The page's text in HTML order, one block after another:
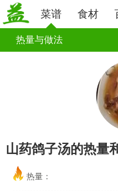
菜谱 食材
热量与做法
山药鸽子汤的热量
热量：